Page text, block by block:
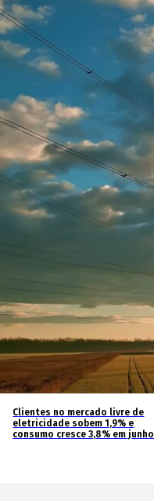
Clientes no mercado livre de
eletricidade sobem 1,9% e
consumo cresce 3,8% em junho